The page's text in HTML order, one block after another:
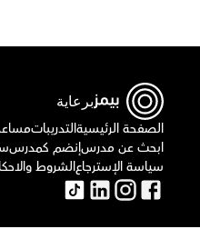
برعاية
الصفحة الرئيسيةالتدريبات
ابحث عن مدرسإنضم كمدرس
سياسة الإسترجاعالشروط